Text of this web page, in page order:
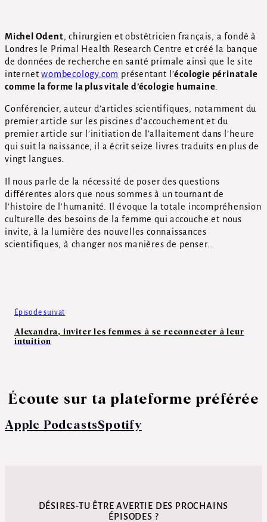
Michel Odent, chirurgien et obstétricien français, a fondé à
Londres le Primal Health Research Centre et créé la banque
de données de recherche en santé primale ainsi que le site
internetwombecology.com présentant l’écologie périnatale
comme la forme la plus vitale d’écologie humaine
Conférencier, auteur d’articles scientifiques, notamment du
premier article sur les piscines d’accouchement et du
premier article sur l’initiation de l’allaitement dans l’heure
qui suit la naissance, il a écrit seize livres traduits en plus de
vingt langues.
Il nous parle de la nécessité de poser des questions
différentes alors que nous sommes à un tournant de
l’histoire de l’humanité. Il évoque la totale incompréhension
culturelle des besoins de la femme qui accouche et nous
invite, à la lumière des nouvelles connaissances
scientifiques, à changer nos manières de penser…
Épisode suivat
Alexandra, inviter les femmes à se reconnecter à leur
intuition
Écoute sur ta plateforme préférée
Apple PodcastsSpotify
DÉSIRES-TU ÊTRE AVERTIE DES PROCHAINS
ÉPISODES ?